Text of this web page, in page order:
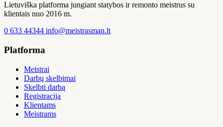
Lietuviška platforma jungiant statybos ir remonto meistrus su
klientais nuo 2016 m.
0 633 44344 info@meistrasman.lt
Platforma
Meistrai
Darbų skelbimai
Skelbti darbą
Registracija
Klientams
Meistrams